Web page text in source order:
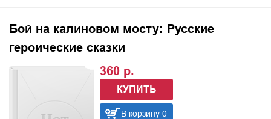
Бой на калиновом мосту: Русские
героические сказки
360 р.
КУПИТЬ
В корзину 0